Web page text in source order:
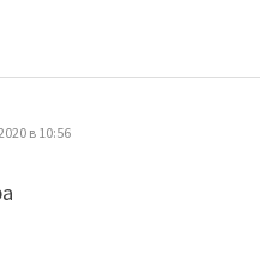
в 10:56